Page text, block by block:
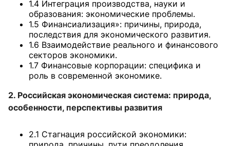
1.4 Интеграция производства, науки и
образования: экономические проблемы.
1.5 Финансиализация»: причины, природа,
последствия для экономического развития.
1.6 Взаимодействие реального и финансового
секторов экономики.
1.7 Финансовые корпорации: специфика и
роль в современной экономике.
2. Российская экономическая система: природа,
особенности, перспективы развития
2.1 Стагнация российской экономики: